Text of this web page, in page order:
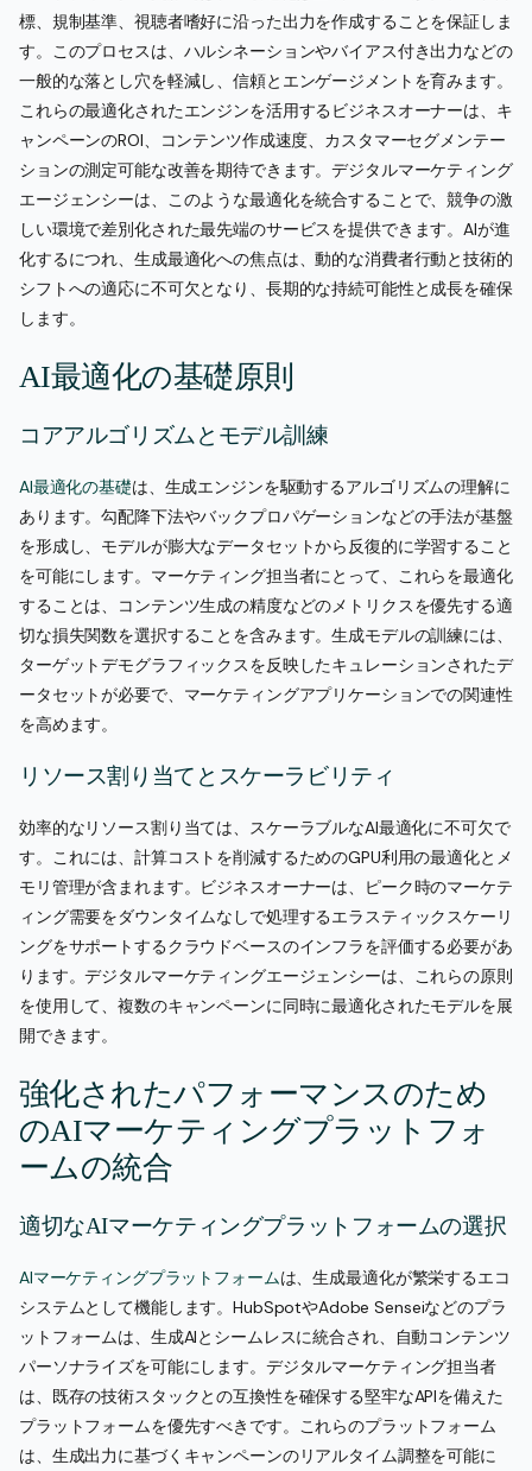
標、規制基準、視聴者嗜好に沿った出力を作成することを保証しま
す。このプロセスは、ハルシネーションやバイアス付き出力などの
一般的な落とし穴を軽減し、信頼とエンゲージメントを育みます。
これらの最適化されたエンジンを活用するビジネスオーナーは、キ
ャンペーンのROI、コンテンツ作成速度、カスタマーセグメンテー
ションの測定可能な改善を期待できます。デジタルマーケティング
エージェンシーは、このような最適化を統合することで、競争の激
しい環境で差別化された最先端のサービスを提供できます。AIが進
化するにつれ、生成最適化への焦点は、動的な消費者行動と技術的
シフトへの適応に不可欠となり、長期的な持続可能性と成長を確保
します。
AI最適化の基礎原則
コアアルゴリズムとモデル訓練
AI最適化の基礎は、生成エンジンを駆動するアルゴリズムの理解に
あります。勾配降下法やバックプロパゲーションなどの手法が基盤
を形成し、モデルが膨大なデータセットから反復的に学習すること
を可能にします。マーケティング担当者にとって、これらを最適化
することは、コンテンツ生成の精度などのメトリクスを優先する適
切な損失関数を選択することを含みます。生成モデルの訓練には、
ターゲットデモグラフィックスを反映したキュレーションされたデ
ータセットが必要で、マーケティングアプリケーションでの関連性
を高めます。
リソース割り当てとスケーラビリティ
効率的なリソース割り当ては、スケーラブルなAI最適化に不可欠で
す。これには、計算コストを削減するためのGPU利用の最適化とメ
モリ管理が含まれます。ビジネスオーナーは、ピーク時のマーケテ
ィング需要をダウンタイムなしで処理するエラスティックスケーリ
ングをサポートするクラウドベースのインフラを評価する必要があ
ります。デジタルマーケティングエージェンシーは、これらの原則
を使用して、複数のキャンペーンに同時に最適化されたモデルを展
開できます。
強化されたパフォーマンスのため
のAIマーケティングプラットフォ
ームの統合
適切なAIマーケティングプラットフォームの選択
AIマーケティングプラットフォームは、生成最適化が繁栄するエコ
システムとして機能します。HubSpotやAdobe Senseiなどのプラ
ットフォームは、生成AIとシームレスに統合され、自動コンテンツ
パーソナライズを可能にします。デジタルマーケティング担当者
は、既存の技術スタックとの互換性を確保する堅牢なAPIを備えた
プラットフォームを優先すべきです。これらのプラットフォーム
は、生成出力に基づくキャンペーンのリアルタイム調整を可能に